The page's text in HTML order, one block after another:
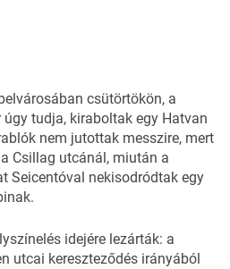
csütörtökön, a
úgy tudja, kiraboltak egy Hatvan
nem jutottak messzire, mert
Csillag utcánál, miután a
Seicentóval nekisodródtak egy
idejére lezárták: a
utcai kereszteződés irányából